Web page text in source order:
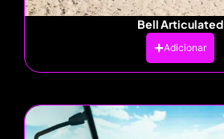
Bell Articulated
Adicionar